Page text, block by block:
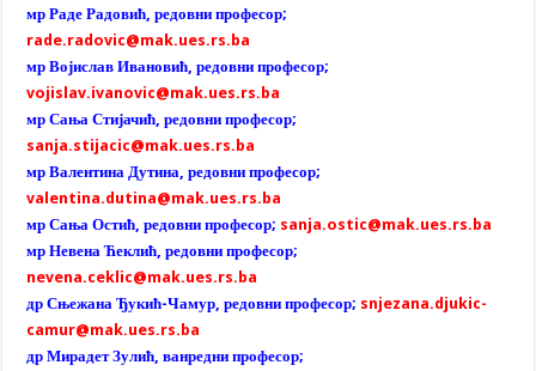
мр Раде Радовић, редовни професор;
rade.radovic@mak.ues.rs.ba
мр Војислав Ивановић, редовни професор;
vojislav.ivanovic@mak.ues.rs.ba
мр Сања Стијачић, редовни професор;
sanja.stijacic@mak.ues.rs.ba
мр Валентина Дутина, редовни професор;
valentina.dutina@mak.ues.rs.ba
мр Сања Остић, редовни професор; sanja.ostic@mak.ues.rs.ba
мр Невена Ћеклић, редовни професор;
nevena.ceklic@mak.ues.rs.ba
др Сњежана Ђукић-Чамур, редовни професор; snjezana.djukic-
camur@mak.ues.rs.ba
др Мирадет Зулић, ванредни професор;